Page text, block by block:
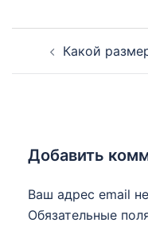
записиКакой
Добавить
Ваш адрес email
Обязательные